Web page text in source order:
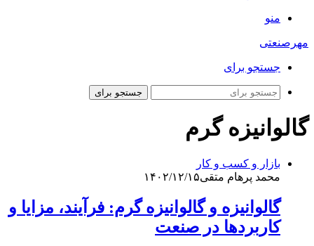
منو
مهرصنعتی
جستجو برای
جستجو برای
گالوانیزه گرم
بازار و کسب و کار
محمد پرهام متقی۱۴۰۲/۱۲/۱۵
گالوانیزه و گالوانیزه گرم: فرآیند، مزایا و
کاربردها در صنعت